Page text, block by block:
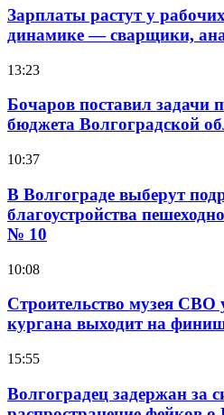
Зарплаты растут у
динамике — сварщики,
13:23
Бочаров поставил задачи
бюджета Волгоградской
10:37
В Волгограде выберут
благоустройства
№ 10
10:08
Строительство музея
кургана выходит на
15:55
Волгоградец задержан за